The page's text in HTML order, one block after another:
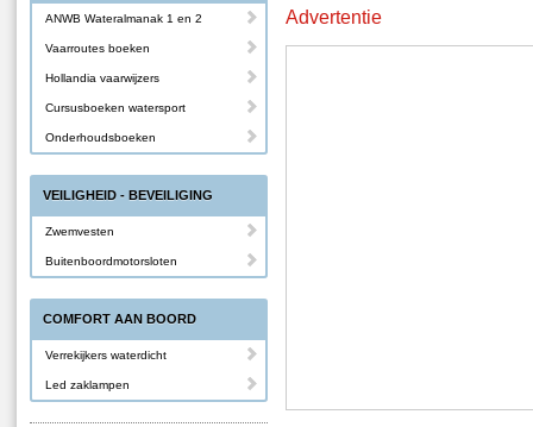
Advertentie
ANWB Wateralmanak 1 en 2
Vaarroutes boeken
Hollandia vaarwijzers
Cursusboeken watersport
Onderhoudsboeken
VEILIGHEID - BEVEILIGING
Zwemvesten
Buitenboordmotorsloten
COMFORT AAN BOORD
Verrekijkers waterdicht
Led zaklampen